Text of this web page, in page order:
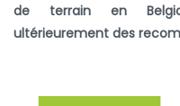
de terrain en
ultérieurement des